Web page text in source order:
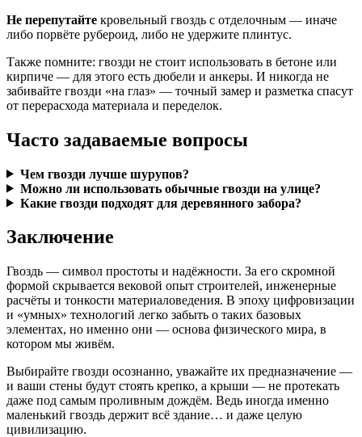
Не перепутайте кровельный гвоздь с отделочным — иначе
либо порвёте рубероид, либо не удержите плинтус.
Также помните: гвозди не стоит использовать в бетоне или
кирпиче — для этого есть дюбели и анкеры. И никогда не
забивайте гвозди «на глаз» — точный замер и разметка спасут
от перерасхода материала и переделок.
Часто задаваемые вопросы
Чем гвозди лучше шурупов?
Можно ли использовать обычные гвозди на улице?
Какие гвозди подходят для деревянного забора?
Заключение
Гвоздь — символ простоты и надёжности. За его скромной
формой скрывается вековой опыт строителей, инженерные
расчёты и тонкости материаловедения. В эпоху цифровизации
и «умных» технологий легко забыть о таких базовых
элементах, но именно они — основа физического мира, в
котором мы живём.
Выбирайте гвозди осознанно, уважайте их предназначение —
и ваши стены будут стоять крепко, а крыши — не протекать
даже под самым проливным дождём. Ведь иногда именно
маленький гвоздь держит всё здание… и даже целую
цивилизацию.